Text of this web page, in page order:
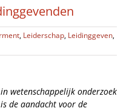
, Leiderschap, Leidinggeven,
wetenschappelijk onderzoek
de aandacht voor de